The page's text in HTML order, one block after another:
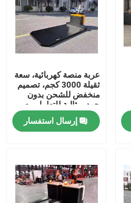
عربة منصة كهربائية، سعة
ثقيلة 3000 كجم، تصميم
منخفض للشحن بدون
جهد، مثالية للتعامل مع
المواد الصناعية.
إرسال استفسار